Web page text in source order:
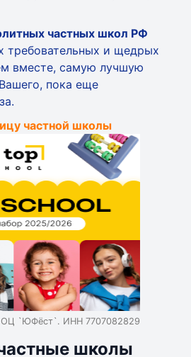
частных школ РФ
требовательных и щедрых
вместе, самую лучшую
пока еще
частной школы
ОЦ `ЮФёст`. ИНН 7707082829
школы